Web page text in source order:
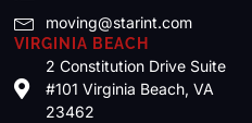
moving@starint.com
VIRGINIA BEACH
2 Constitution Drive Suite
#101 Virginia Beach, VA
23462